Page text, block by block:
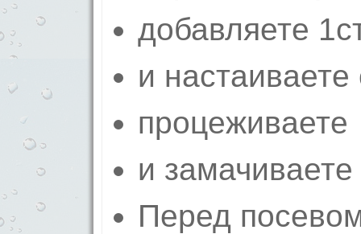
добавляете
и настаиваете
процеживаете
и
Перед